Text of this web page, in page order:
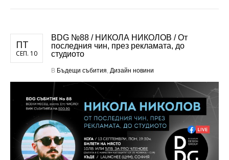
ПТ
СЕП. 10
BDG №88 / НИКОЛА НИКОЛОВ / От
последния чин, през рекламата, до
студиото
В Бъдещи събития, Дизайн новини